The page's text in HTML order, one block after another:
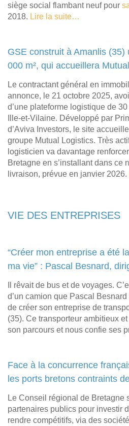
siège social flambant neuf pour
2018. Lire la suite…
GSE construit à Amanlis
000 m², qui accueillera
Le contractant général en
annonce, le 21 octobre 2025,
d’une plateforme logistique de
Ille-et-Vilaine. Développé par
d’Aviva Investors, le site
groupe Mutual Logistics. Très
logisticien va davantage
Bretagne en s’installant dans ce
livraison, prévue en janvier 2026.
VIE DES ENTREPRISES
“Créer mon entreprise a été
ma vie” : Pascal Besnard,
Il rêvait de bus et de voyages.
d’un camion que Pascal
de créer son entreprise de
(35). Ce transporteur ambitieux
son parcours et nous confie ses
Face à la concurrence
les ports bretons contraints
Le Conseil régional de Bretagne
partenaires publics pour investir
rendre compétitifs, via des